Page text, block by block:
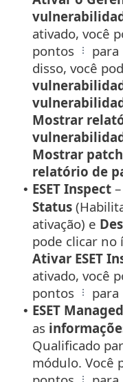
ativado, você
pontos
para
disso, você
Mostrar
Mostrar
relatório de
• ESET Inspect
Status
ativação) e
pode clicar no
Ativar ESET
ativado, você
pontos
para
• ESET
as
Qualificado
módulo. Você